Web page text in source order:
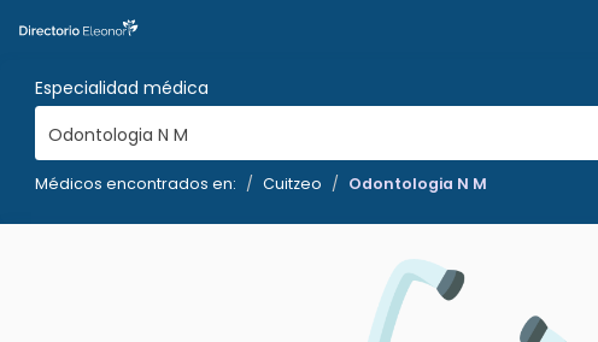
Especialidad médica
Odontologia N M
Médicos encontrados en: Cuitzeo Odontologia N M